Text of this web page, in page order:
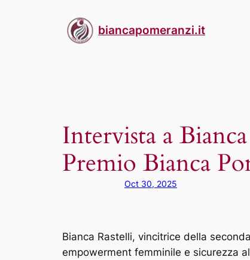
biancapomeranzi.it
Intervista a
Premio Bianca
Oct 30, 2025
Bianca Rastelli, vincitrice della
empowerment femminile e sicurezza